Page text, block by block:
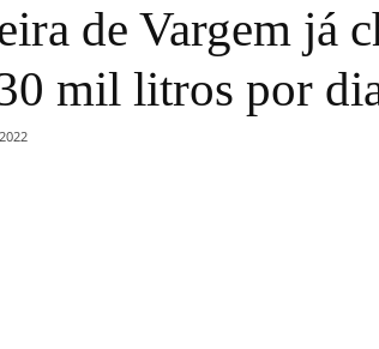
de Vargem já
mil litros por